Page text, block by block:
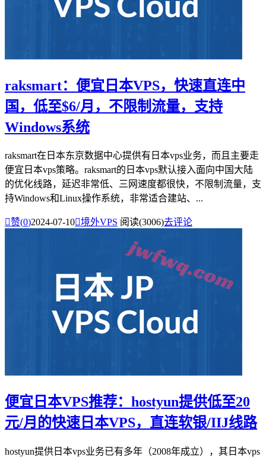
raksmart：便宜日本VPS，快速直连中
国，低至$6/月，不限制流量，支持
Windows系统
raksmart在日本东京数据中心提供有日本vps业务，而且主要走
便宜日本vps策略。raksmart的日本vps默认接入面向中国大陆
的优化线路，延迟非常低、三网速度都很快，不限制流量，支
持Windows和Linux操作系统，非常适合建站、...
赞(0)2024-07-10境外VPS 阅读(3006)去评论
便宜日本VPS推荐：hostyun提供低至20
元/月的快速日本VPS，直连软银/IIJ线路
hostyun提供日本vps业务已有多年（2008年成立），其日本vps